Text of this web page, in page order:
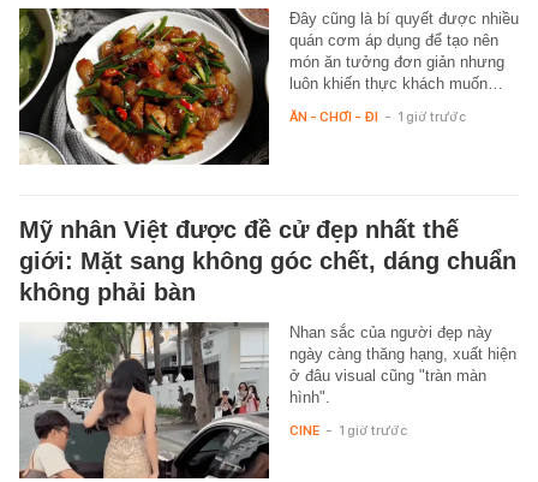
Đây cũng là bí quyết được nhiều
quán cơm áp dụng để tạo nên
món ăn tưởng đơn giản nhưng
luôn khiến thực khách muốn…
ĂN - CHƠI - ĐI - 1 giờ trước
Mỹ nhân Việt được đề cử đẹp nhất thế
giới: Mặt sang không góc chết, dáng chuẩn
không phải bàn
Nhan sắc của người đẹp này
ngày càng thăng hạng, xuất hiện
ở đâu visual cũng "tràn màn
hình".
CINE - 1 giờ trước